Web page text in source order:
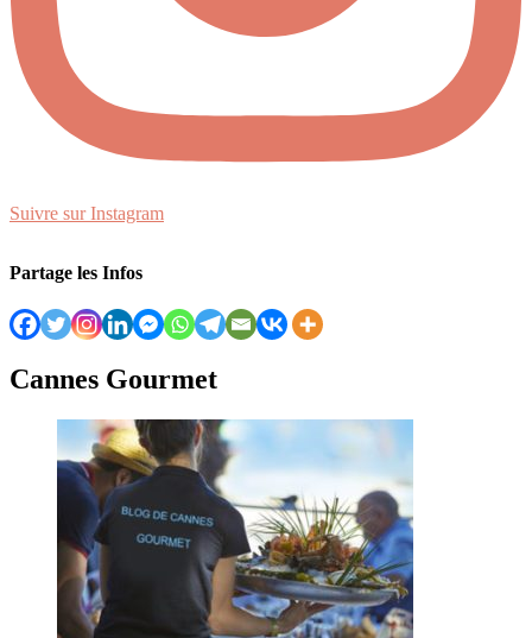
Suivre sur Instagram
Partage les Infos
Cannes Gourmet